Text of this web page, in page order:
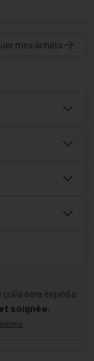
mes achats
colis sera expédié
soignée.